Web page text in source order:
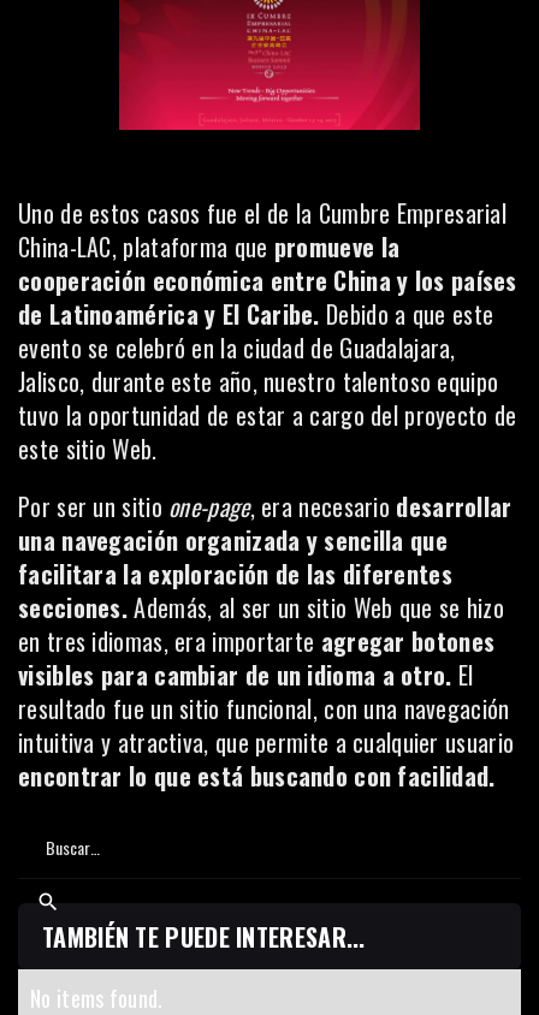
Uno de estos casos fue el de la Cumbre Empresarial
China-LAC, plataforma que promueve la
cooperación económica entre China y los países
de Latinoamérica y El Caribe. Debido a que este
evento se celebró en la ciudad de Guadalajara,
Jalisco, durante este año, nuestro talentoso equipo
tuvo la oportunidad de estar a cargo del proyecto de
este sitio Web.
Por ser un sitio one-page, era necesario desarrollar
una navegación organizada y sencilla que
facilitara la exploración de las diferentes
secciones.Además, al ser un sitio Web que se hizo
en tres idiomas, era importarte agregar botones
visibles para cambiar de un idioma a otro. El
resultado fue un sitio funcional, con una navegación
intuitiva y atractiva, que permite a cualquier usuario
encontrar lo que está buscando con facilidad.
TAMBIÉN TE PUEDE INTERESAR...
No items found.